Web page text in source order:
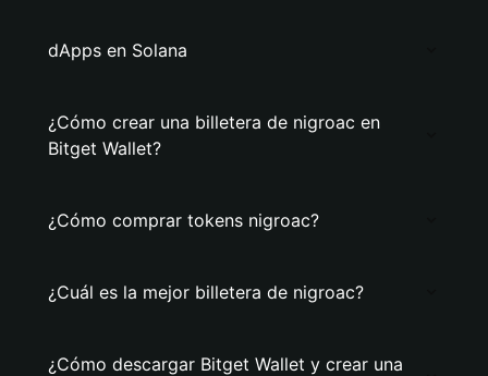
dApps en Solana
¿Cómo crear una billetera de nigroac en
Bitget Wallet?
¿Cómo comprar tokens nigroac?
¿Cuál es la mejor billetera de nigroac?
¿Cómo descargar Bitget Wallet y crear una